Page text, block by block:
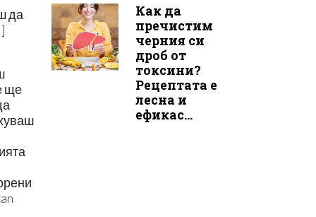
да
ще
Как да
пречистим
черния си
дроб от
токсини?
Рецептата е
лесна и
ефикас...